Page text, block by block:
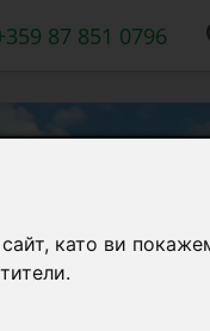
като ви
87 851 0796